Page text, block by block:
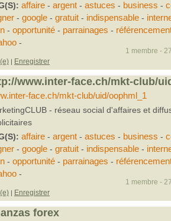
affaire- argent- astuces - business -
- google- gratuit- indispensable-
- opportunité- parrainages -
-
| Enregistrer
1 membre -
www.inter-face.ch/mkt-club/
face.ch/mkt-club/uid/oophml_1
- réseau social d'affaires et
affaire- argent- astuces - business -
- google- gratuit- indispensable-
- opportunité- parrainages -
-
| Enregistrer
1 membre -
forex